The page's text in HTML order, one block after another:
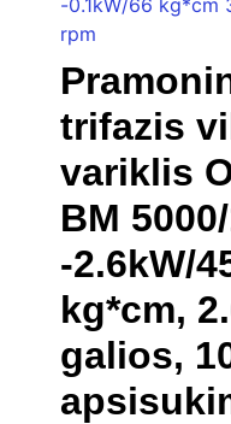
trifazis
variklis
BM
-2.6kW/
kg*cm,
galios,